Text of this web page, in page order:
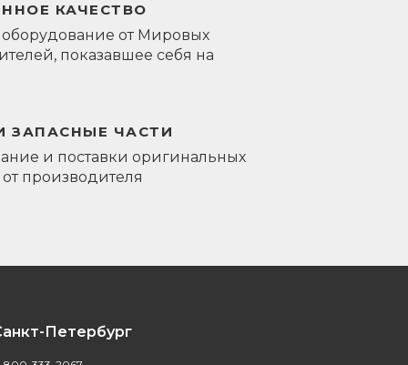
КАЧЕСТВО
оборудование от Мировых
показавшее себя на
ЗАПАСНЫЕ ЧАСТИ
и поставки оригинальных
от производителя
Петербург